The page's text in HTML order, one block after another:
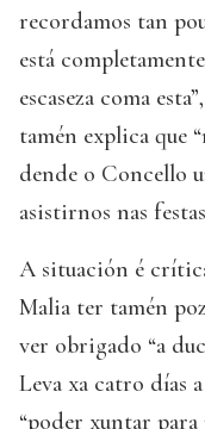
recordamos tan
está
escaseza coma
tamén explica que
dende o Concello
asistirnos nas
A situación é
Malia ter tamén
ver obrigado “a
Leva xa catro días
“poder xuntar para